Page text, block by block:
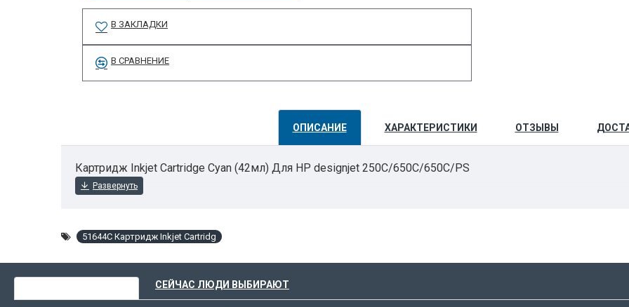
В ЗАКЛАДКИ
В СРАВНЕНИЕ
ОПИСАНИЕ ХАРАКТЕРИСТИКИ ОТЗЫВЫ
Картридж Inkjet Cartridge Cyan (42мл) Для HP designjet 250C/650C/650C/PS
51644C Картридж Inkjet Cartridg
СЕЙЧАС ЛЮДИ ВЫБИРАЮТ